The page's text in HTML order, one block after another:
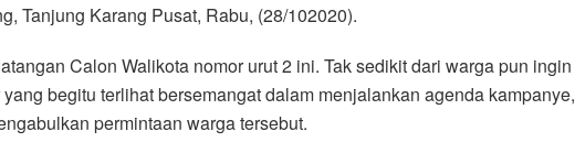
Tanjung Karang Pusat, Rabu, (28/102020).
Calon Walikota nomor urut 2 ini. Tak sedikit dari warga pun ingin
begitu terlihat bersemangat dalam menjalankan agenda kampanye,
permintaan warga tersebut.